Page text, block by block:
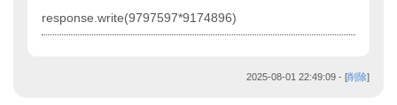
response.write(9797597*9174896)
2025-08-01 22:49:09 - [削除]